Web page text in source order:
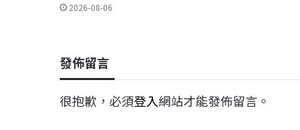
2026-08-06
發佈留言
很抱歉，必須登入網站才能發佈留言。